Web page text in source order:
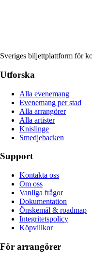
Sveriges biljettplattform för
Utforska
Alla evenemang
Evenemang per stad
Alla arrangörer
Alla artister
Knislinge
Smedjebacken
Support
Kontakta oss
Om oss
Vanliga frågor
Dokumentation
Önskemål & roadmap
Integritetspolicy
Köpvillkor
För arrangörer